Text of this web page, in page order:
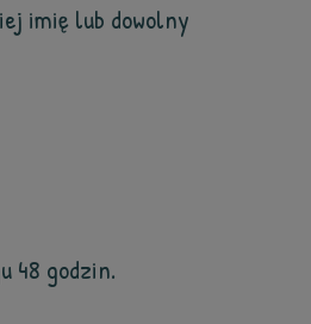
imię lub dowolny
48 godzin.